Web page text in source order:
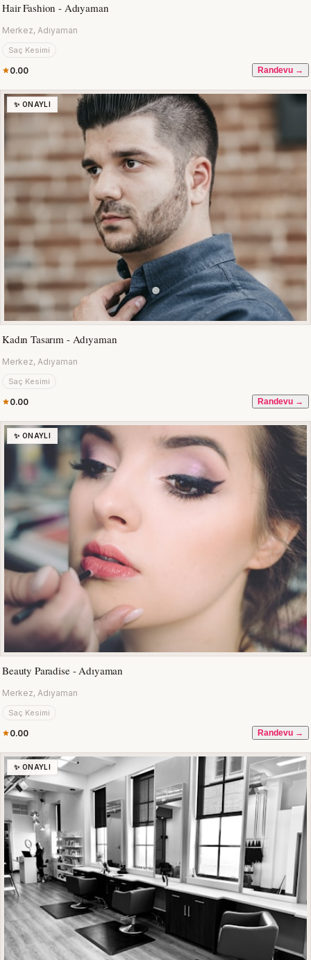
Hair Fashion - Adıyaman
Merkez, Adıyaman
Saç Kesimi
0.00 Randevu →
✨ ONAYLI
Kadın Tasarım - Adıyaman
Merkez, Adıyaman
Saç Kesimi
0.00 Randevu →
✨ ONAYLI
Beauty Paradise - Adıyaman
Merkez, Adıyaman
Saç Kesimi
0.00 Randevu →
✨ ONAYLI